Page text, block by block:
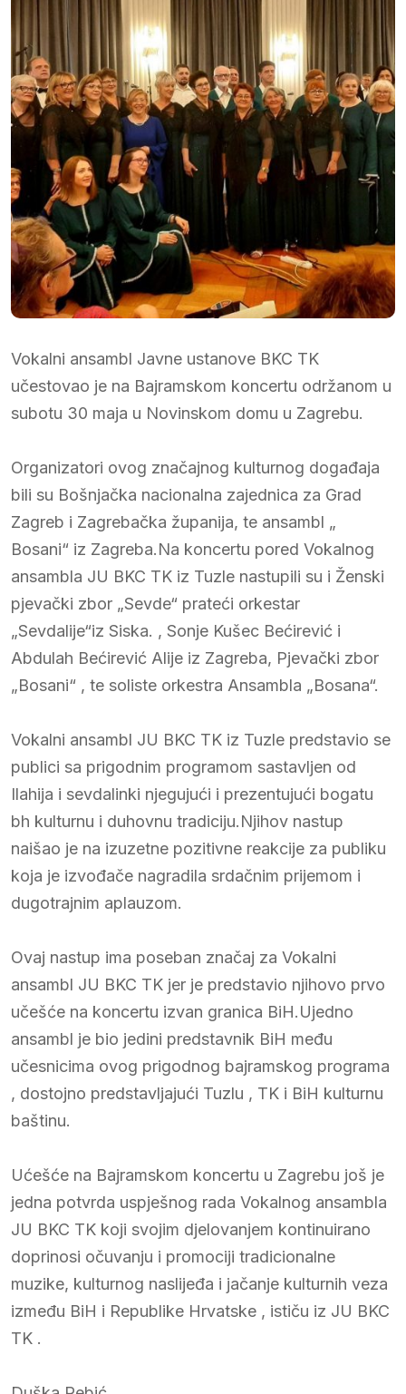
Vokalni ansambl Javne ustanove BKC TK
učestovao je na Bajramskom koncertu održanom u
subotu 30 maja u Novinskom domu u Zagrebu.
Organizatori ovog značajnog kulturnog događaja
bili su Bošnjačka nacionalna zajednica za Grad
Zagreb i Zagrebačka županija, te ansambl „
Bosani“ iz Zagreba.Na koncertu pored Vokalnog
ansambla JU BKC TK iz Tuzle nastupili su i Ženski
pjevački zbor „Sevde“ prateći orkestar
„Sevdalije“iz Siska. , Sonje Kušec Bećirević i
Abdulah Bećirević Alije iz Zagreba, Pjevački zbor
„Bosani“ , te soliste orkestra Ansambla „Bosana“.
Vokalni ansambl JU BKC TK iz Tuzle predstavio se
publici sa prigodnim programom sastavljen od
Ilahija i sevdalinki njegujući i prezentujući bogatu
bh kulturnu i duhovnu tradiciju.Njihov nastup
naišao je na izuzetne pozitivne reakcije za publiku
koja je izvođače nagradila srdačnim prijemom i
dugotrajnim aplauzom.
Ovaj nastup ima poseban značaj za Vokalni
ansambl JU BKC TK jer je predstavio njihovo prvo
učešće na koncertu izvan granica BiH.Ujedno
ansambl je bio jedini predstavnik BiH među
učesnicima ovog prigodnog bajramskog programa
, dostojno predstavljajući Tuzlu , TK i BiH kulturnu
baštinu.
Ućešće na Bajramskom koncertu u Zagrebu još je
jedna potvrda uspješnog rada Vokalnog ansambla
JU BKC TK koji svojim djelovanjem kontinuirano
doprinosi očuvanju i promociji tradicionalne
muzike, kulturnog naslijeđa i jačanje kulturnih veza
između BiH i Republike Hrvatske , ističu iz JU BKC
TK .